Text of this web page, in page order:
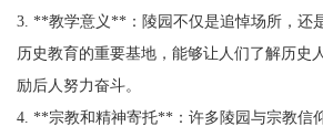
3. **教学意义**：陵园不仅是追悼场所，还
历史教育的重要基地，能够让人们了解历史
励后人努力奋斗。
4. **宗教和精神寄托**：许多陵园与宗教信